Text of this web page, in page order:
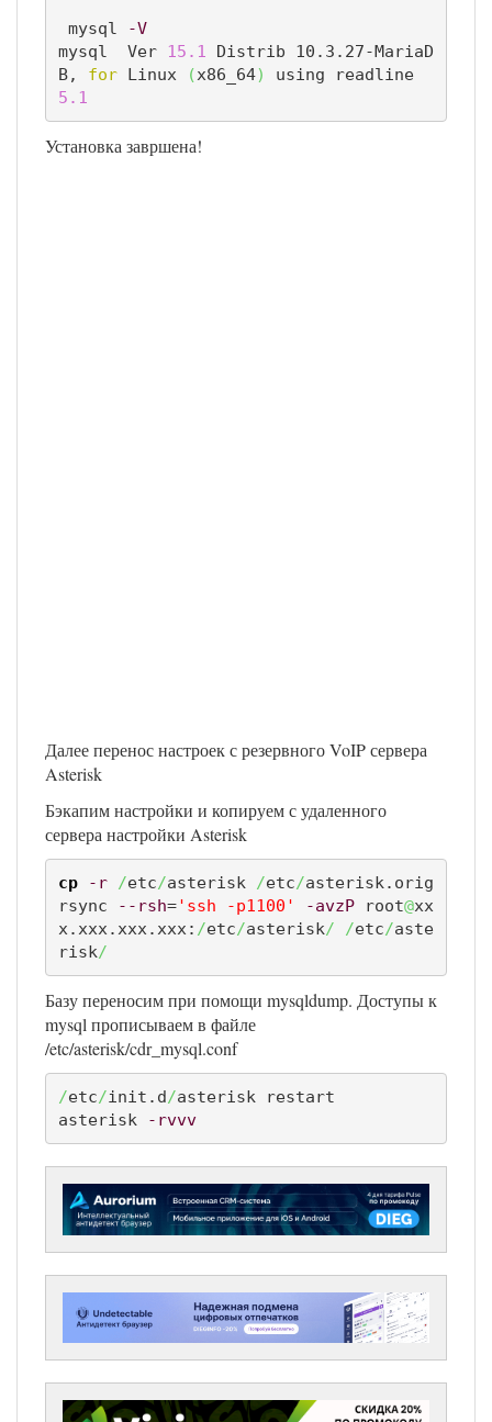
mysql
-V
mysql  Ver 15.1 Distrib 10.3.27-MariaD
B, for Linux (x86_64)
using readline
5.1
Установка завршена!
Далее перенос настроек с резервного VoIP сервера
Asterisk
Бэкапим настройки и копируем с удаленного
сервера настройки Asterisk
cp -r /etc/asterisk /etc/asterisk.orig
rsync
--rsh='ssh -p1100' -avzP root@xx
x.xxx.xxx.xxx: /etc/asterisk/ /etc/aste
risk/
Базу переносим при помощи mysqldump. Доступы к
mysql прописываем в файле
/etc/asterisk/cdr_mysql.conf
/etc/init.d/asterisk restart
asterisk
-rvvv